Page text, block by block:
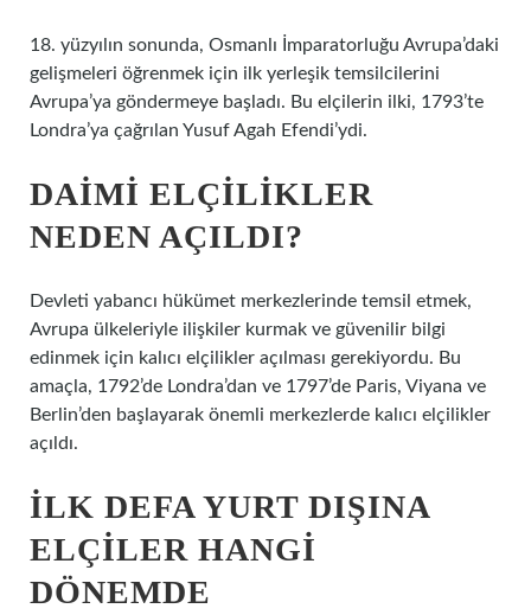
18. yüzyılın sonunda, Osmanlı İmparatorluğu Avrupa’daki
gelişmeleri öğrenmek için ilk yerleşik temsilcilerini
Avrupa’ya göndermeye başladı. Bu elçilerin ilki, 1793’te
Londra’ya çağrılan Yusuf Agah Efendi’ydi.
DAIMI ELÇILIKLER
NEDEN AÇILDI?
Devleti yabancı hükümet merkezlerinde temsil etmek,
Avrupa ülkeleriyle ilişkiler kurmak ve güvenilir bilgi
edinmek için kalıcı elçilikler açılması gerekiyordu. Bu
amaçla, 1792’de Londra’dan ve 1797’de Paris, Viyana ve
Berlin’den başlayarak önemli merkezlerde kalıcı elçilikler
açıldı.
İLK DEFA YURT DIŞINA
ELÇILER HANGI
DÖNEMDE